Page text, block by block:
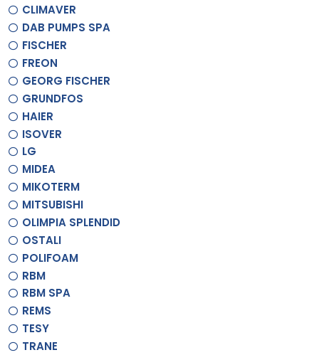
CLIMAVER
DAB PUMPS SPA
FISCHER
FREON
GEORG FISCHER
GRUNDFOS
HAIER
ISOVER
LG
MIDEA
MIKOTERM
MITSUBISHI
OLIMPIA SPLENDID
OSTALI
POLIFOAM
RBM
RBM SPA
REMS
TESY
TRANE